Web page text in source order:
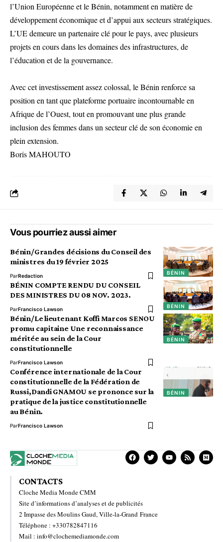
l’Union Européenne et le Bénin, notamment en matière de
développement économique et d’appui aux secteurs stratégiques.
L’UE demeure un partenaire clé pour le pays, avec plusieurs
projets en cours dans les domaines des infrastructures, de
l’éducation et de la gouvernance.
Avec cet investissement assez colossal, le Bénin renforce sa
position en tant que plateforme portuaire incontournable en
Afrique de l’Ouest, tout en promouvant une plus grande
inclusion des femmes dans un secteur clé de son économie en
plein extension.
Boris MAHOUTO
Vous pourriez aussi aimer
BÉNIN
Bénin/Grandes décisions du Conseil des
ministres du 19 février 2025
ParRedaction
BÉNIN
BÉNIN COMPTE RENDU DU CONSEIL
DES MINISTRES DU 08 NOV. 2023.
ParFrancisco Lawson
BÉNIN
Bénin/Le lieutenant Koffi Marcos SENOU
promu capitaine Une reconnaissance
méritée au sein de la Cour
constitutionnelle
ParFrancisco Lawson
BÉNIN
Conférence internationale de la Cour
constitutionnelle de la Fédération de
Russi,Dandi GNAMOU se prononce sur la
pratique de la justice constitutionnelle
au Bénin.
ParFrancisco Lawson
CONTACTS
Cloche Media Monde CMM
Site d’informations d’analyses et de publicités
2 Impasse des Moulins Gaud, Ville-la-Grand France
Téléphone : +330782847116
Mail : info@clochemediamonde.com